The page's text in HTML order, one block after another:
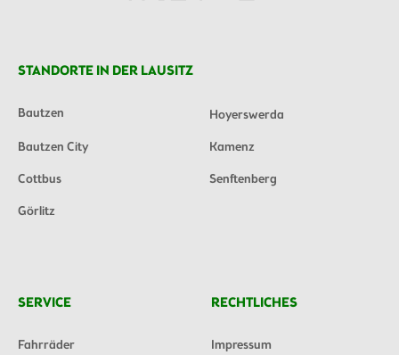
STANDORTE IN DER LAUSITZ
Bautzen
Hoyerswerda
Bautzen City
Kamenz
Cottbus
Senftenberg
Görlitz
SERVICE
Fahrräder
RECHTLICHES
Impressum